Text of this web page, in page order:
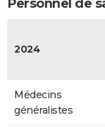
Personnel de
2024
Médecins
généralistes